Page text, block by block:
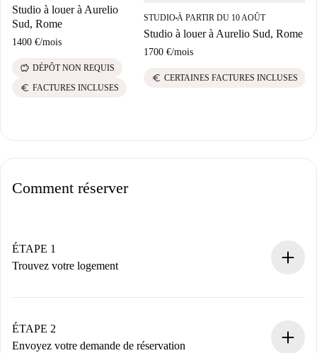
Studio à louer à Aurelio
Sud, Rome
1400 €/mois
savings DÉPÔT NON REQUIS
euro FACTURES INCLUSES
STUDIO■À PARTIR DU 10 AOÛT
Studio à louer à Aurelio Sud, Rome
1700 €/mois
euro CERTAINES FACTURES INCLUSES
Comment réserver
ÉTAPE 1
Trouvez votre logement
Vous disposez à l’avance de toutes les informations
nécessaires.
ÉTAPE 2
Envoyez votre demande de réservation